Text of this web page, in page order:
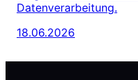
Datenverarbeitung.
18.06.2026